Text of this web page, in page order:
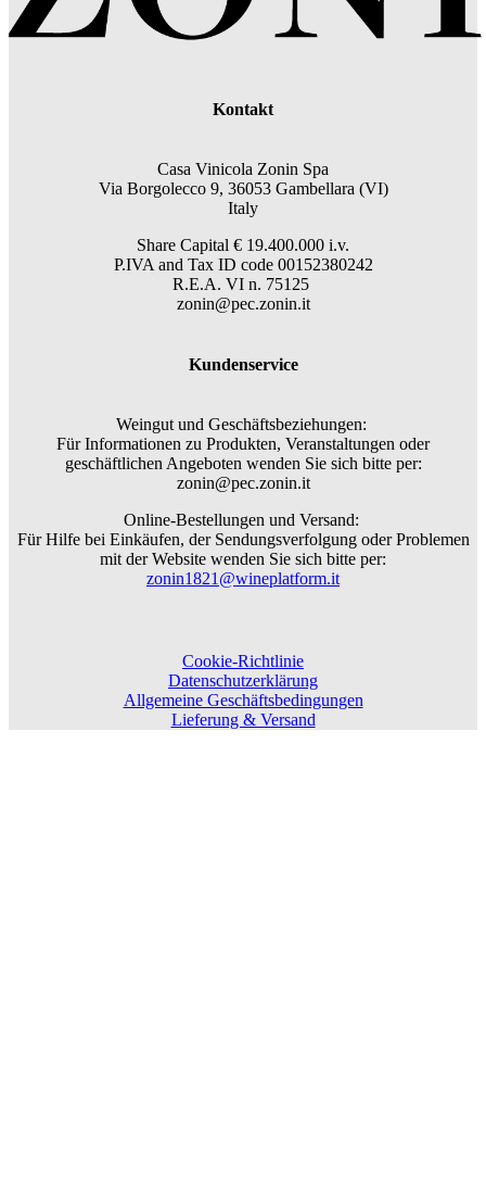
Kontakt
Casa Vinicola Zonin Spa
Via Borgolecco 9, 36053 Gambellara (VI)
Italy
Share Capital € 19.400.000 i.v.
P.IVA and Tax ID code 00152380242
R.E.A. VI n. 75125
zonin@pec.zonin.it
Kundenservice
Weingut und Geschäftsbeziehungen:
Für Informationen zu Produkten, Veranstaltungen oder
geschäftlichen Angeboten wenden Sie sich bitte per:
zonin@pec.zonin.it
Online-Bestellungen und Versand:
Für Hilfe bei Einkäufen, der Sendungsverfolgung oder Problemen
mit der Website wenden Sie sich bitte per:
zonin1821@wineplatform.it
Cookie-Richtlinie
Datenschutzerklärung
Allgemeine Geschäftsbedingungen
Lieferung & Versand